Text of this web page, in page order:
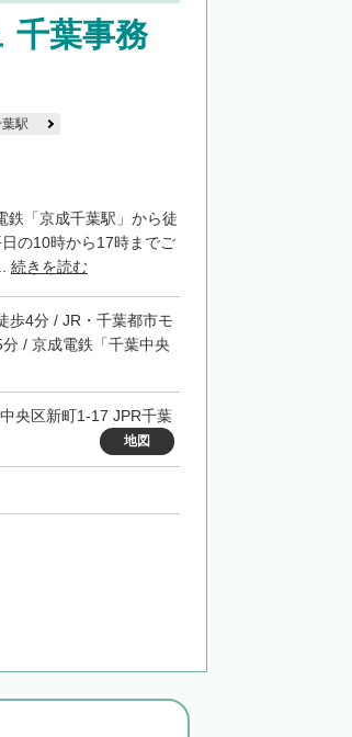
千葉事務
駅
鉄「京成千葉駅」から徒
の10時から17時までご
続きを読む
歩4分 / JR・千葉都市モ
/ 京成電鉄「千葉中央
央区新町1-17 JPR千葉
地図